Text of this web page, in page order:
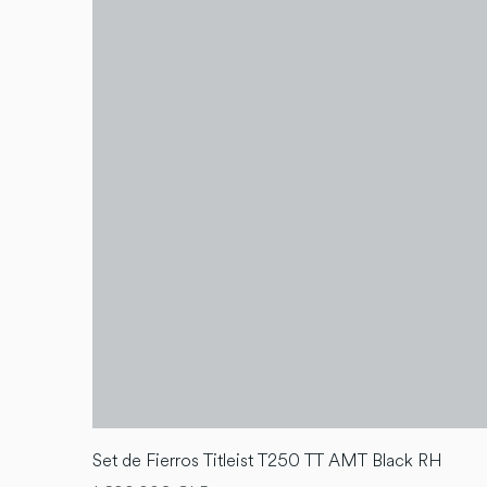
Set de Fierros Titleist T250 TT AMT Black RH